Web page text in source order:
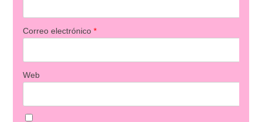
Correo electrónico *
Web